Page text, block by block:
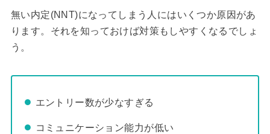
無い内定(NNT)になってしまう人にはいくつか原因があ
ります。それを知っておけば対策もしやすくなるでしょ
う。
エントリー数が少なすぎる
コミュニケーション能力が低い